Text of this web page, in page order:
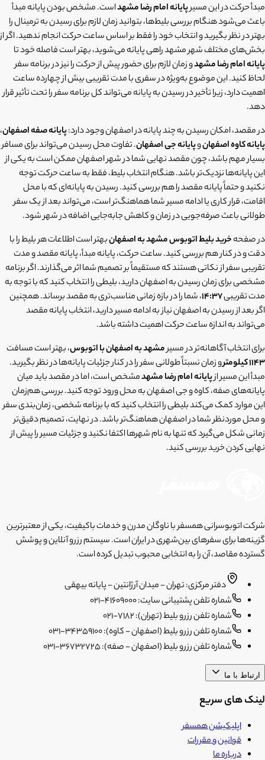
مبدأ حرکت در این مسیرپایانه امام رضا مشهداست. مشخص بودن پایانه مبدأ
باعث می‌شود هنگام بررسی بلیط‌ها، بتوانید زمان لازم برای رسیدن به ترمینال را
بهتر در نظر بگیرید و انتخاب خود را فقط بر اساس ساعت حرکت انجام ندهید. اگر از
بخش‌های مختلف شهر مشهد راهی پایانه می‌شوید، بهتر است فاصله خود تا
پایانه امام رضا مشهدو زمان لازم برای حضور پیش از حرکت را نیز در برنامه سفر
لحاظ کنید. این موضوع به‌ویژه در سفری با مدت تقریبی بیش از چهارده ساعت
اهمیت دارد، زیرا تأخیر در رسیدن به پایانه می‌تواند کل برنامه سفر را تحت تأثیر قرار
دهد.
در مقصد، امکان رسیدن به چند پایانه در اصفهان وجود دارد:پایانه صفه اصفهان،
پایانه کاوه اصفهانوپایانه جی اصفهان. تفاوت محل رسیدن می‌تواند برای مسافر
بسیار مهم باشد، چون مقصد نهایی شما در شهر اصفهان ممکن است به یکی از
این پایانه‌ها نزدیک‌تر باشد. هنگام انتخاب بلیط، فقط به ساعت حرکت توجه
نکنید و حتماً پایانه مقصد را هم بررسی کنید. رسیدن به پایانه‌ای که با محل
اقامت، قرار کاری یا ادامه مسیر شما هماهنگ‌تر است، می‌تواند بعد از یک سفر
طولانی باعث صرفه‌جویی در زمان و کاهش جابه‌جایی اضافه در شهر شود.
در صفحهخرید بلیط اتوبوس مشهد به اصفهانبهتر است اطلاعات هر بلیط را با
دقت و در کنار هم بررسی کنید. ساعت حرکت، پایانه مبدأ، پایانه مقصد و مدت
تقریبی سفر از نکاتی هستند که مستقیماً بر تصمیم شما اثر می‌گذارند. اگر برنامه
مشخصی برای زمان رسیدن به اصفهان دارید، بلیطی را انتخاب کنید که با توجه به
مدت تقریبی14:37، شما را در بازه زمانی مناسب‌تری به مقصد برساند. همچنین
اگر بعد از رسیدن به اصفهان نیاز به ادامه مسیر دارید، انتخاب پایانه مقصد
می‌تواند به اندازه ساعت حرکت اهمیت داشته باشد.
برای انتخاب آگاهانه‌تر در مسیرمشهد به اصفهان با اتوبوس، بهتر است مسافت
1143 کیلومتر
و زمان نسبتاً طولانی سفر را در کنار جزئیات پایانه‌ها در نظر بگیرید.
مبدأ این مسیر ازپایانه امام رضا مشهدمشخص است، اما در مقصد باید میان
پایانه‌های صفه، کاوه و جی اصفهان به محل ورود توجه کنید. بررسی هم‌زمان
این موارد کمک می‌کند بلیطی را انتخاب کنید که با برنامه شخصی، زمان‌بندی سفر
و محل موردنظر شما در اصفهان هماهنگ‌تر باشد. در نهایت، تصمیم دقیق‌تر
زمانی شکل می‌گیرد که تنها به نام شهرها اکتفا نکنید و جزئیات مسیر را پیش از
نهایی کردن خرید بررسی کنید.
شرکت اتوبوسرانی همسفر با ناوگان مدرن و خدمات باکیفیت، یکی از معتبرترین
گزینه‌ها برای سفرهای بین‌شهری در ایران است. سیستم رزرو آنلاین و پوشش
گسترده مقاصد، آن را به انتخابی محبوب تبدیل کرده است.
دفتر مرکزی: تهران - میدان آرژانتین - پایانه بیهقی
شماره تلفن پشتیبانی سایت: 41609000-021
شماره تلفن رزرو بلیط (تهران): 7182-021
شماره تلفن رزرو بلیط (اصفهان - کاوه): 34359100-031
شماره تلفن رزرو بلیط (اصفهان - صفه): 36732725-031
ارتباط با ما
لینک های سریع
اپلیکیشن همسفر
قوانین و مقررات
درباره ما